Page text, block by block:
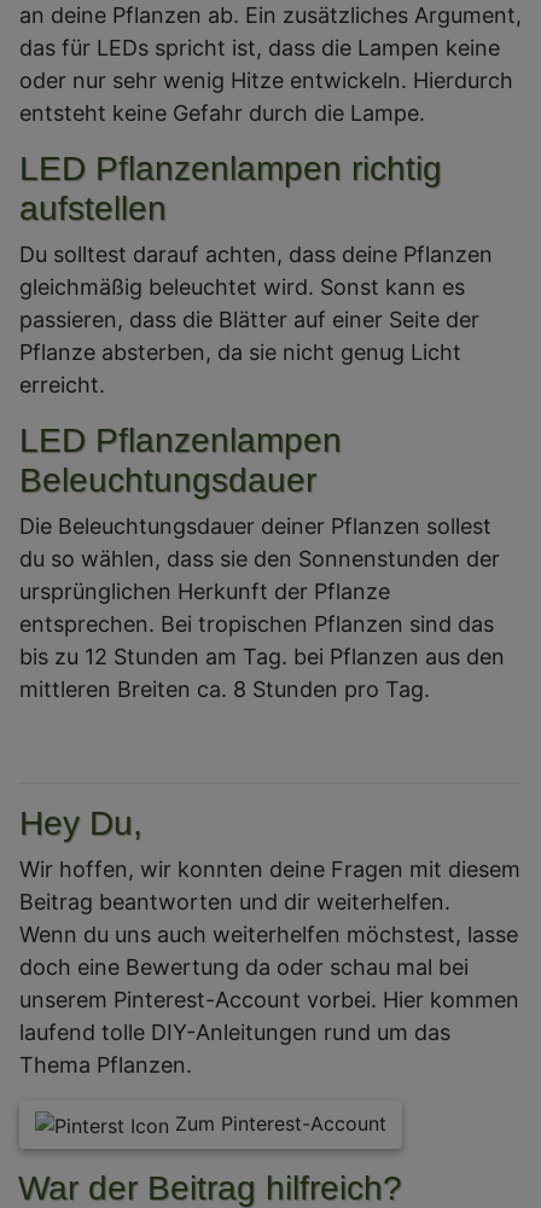
an deine Pflanzen ab. Ein zusätzliches Argument,
das für LEDs spricht ist, dass die Lampen keine
oder nur sehr wenig Hitze entwickeln. Hierdurch
entsteht keine Gefahr durch die Lampe.
LED Pflanzenlampen richtig
aufstellen
Du solltest darauf achten, dass deine Pflanzen
gleichmäßig beleuchtet wird. Sonst kann es
passieren, dass die Blätter auf einer Seite der
Pflanze absterben, da sie nicht genug Licht
erreicht.
LED Pflanzenlampen
Beleuchtungsdauer
Die Beleuchtungsdauer deiner Pflanzen sollest
du so wählen, dass sie den Sonnenstunden der
ursprünglichen Herkunft der Pflanze
entsprechen. Bei tropischen Pflanzen sind das
bis zu 12 Stunden am Tag. bei Pflanzen aus den
mittleren Breiten ca. 8 Stunden pro Tag.
Hey Du,
Wir hoffen, wir konnten deine Fragen mit diesem
Beitrag beantworten und dir weiterhelfen.
Wenn du uns auch weiterhelfen möchstest, lasse
doch eine Bewertung da oder schau mal bei
unserem Pinterest-Account vorbei. Hier kommen
laufend tolle DIY-Anleitungen rund um das
Thema Pflanzen.
Zum Pinterest-Account
War der Beitrag hilfreich?